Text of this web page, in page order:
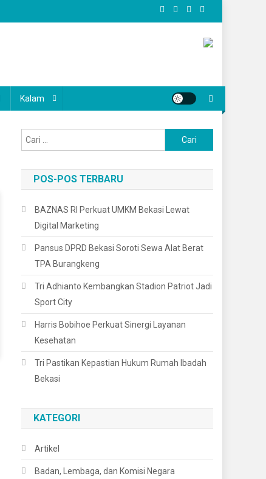
Kalam
untuk:
POS-POS TERBARU
BAZNAS RI Perkuat UMKM Bekasi Lewat
Digital Marketing
Pansus DPRD Bekasi Soroti Sewa Alat Berat
TPA Burangkeng
Tri Adhianto Kembangkan Stadion Patriot Jadi
Sport City
Harris Bobihoe Perkuat Sinergi Layanan
Kesehatan
Tri Pastikan Kepastian Hukum Rumah Ibadah
Bekasi
KATEGORI
Artikel
Badan, Lembaga, dan Komisi Negara